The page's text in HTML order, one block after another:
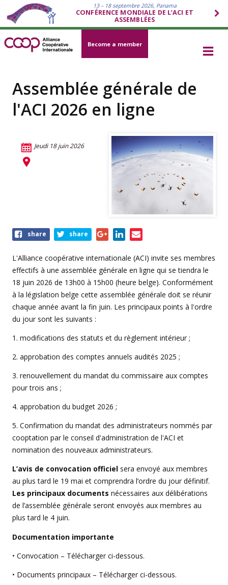
13 – 18 septembre 2026, Panama
CONFÉRENCE MONDIALE DE L’ACI ET
ASSEMBLÉES
Become a member
Assemblée générale de
l'ACI 2026 en ligne
Jeudi 18 juin 2026
Share
event
share share
L'Alliance coopérative internationale (ACI) invite ses membres
effectifs à une assemblée générale en ligne qui se tiendra le
18 juin 2026 de 13h00 à 15h00 (heure belge). Conformément
à la législation belge cette assemblée générale doit se réunir
chaque année avant la fin juin. Les principaux points à l'ordre
du jour sont les suivants :
1. modifications des statuts et du règlement intérieur ;
2. approbation des comptes annuels audités 2025 ;
3. renouvellement du mandat du commissaire aux comptes
pour trois ans ;
4. approbation du budget 2026 ;
5. Confirmation du mandat des administrateurs nommés par
cooptation par le conseil d'administration de l'ACI et
nomination des nouveaux administrateurs.
L’avis de convocation officiel sera envoyé aux membres
au plus tard le 19 mai et comprendra l’ordre du jour définitif.
Les principaux documents nécessaires aux délibérations
de l’assemblée générale seront envoyés aux membres au
plus tard le 4 juin.
Documentation importante
• Convocation – Télécharger ci-dessous.
• Documents principaux – Télécharger ci-dessous.